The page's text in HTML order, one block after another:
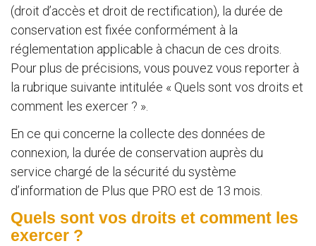
(droit d’accès et droit de rectification), la durée de
conservation est fixée conformément à la
réglementation applicable à chacun de ces droits.
Pour plus de précisions, vous pouvez vous reporter à
la rubrique suivante intitulée « Quels sont vos droits et
comment les exercer ? ».
En ce qui concerne la collecte des données de
connexion, la durée de conservation auprès du
service chargé de la sécurité du système
d’information de Plus que PRO est de 13 mois.
Quels sont vos droits et comment les
exercer ?